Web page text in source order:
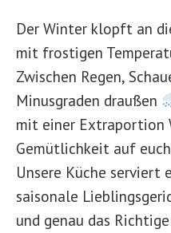
Der Winter klopft an
mit frostigen
Zwischen Regen,
Minusgraden draußen
mit einer Extraportion
Gemütlichkeit auf
Unsere Küche serviert
saisonale
und genau das